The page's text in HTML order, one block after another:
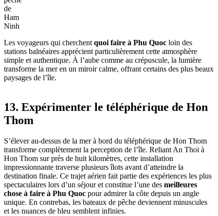
de
Ham
Ninh
Les voyageurs qui cherchentquoi faire à Phu Quoc loin des
stations balnéaires apprécient particulièrement cette atmosphère
simple et authentique. À l’aube comme au crépuscule, la lumière
transforme la mer en un miroir calme, offrant certains des plus beaux
paysages de l’île.
13. Expérimenter le téléphérique de Hon
Thom
S’élever au-dessus de la mer à bord du téléphérique de Hon Thom
transforme complètement la perception de l’île. Reliant An Thoi à
Hon Thom sur près de huit kilomètres, cette installation
impressionnante traverse plusieurs îlots avant d’atteindre la
destination finale. Ce trajet aérien fait partie des expériences les plus
spectaculaires lors d’un séjour et constitue l’une des meilleures
chose à faire à Phu Quoc pour admirer la côte depuis un angle
unique. En contrebas, les bateaux de pêche deviennent minuscules
et les nuances de bleu semblent infinies.